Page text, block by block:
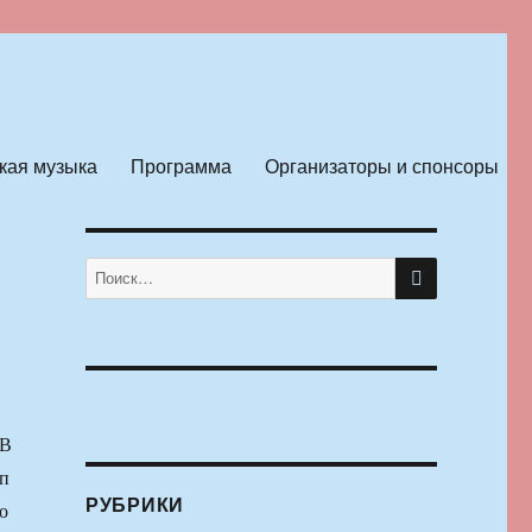
музыка Программа Организаторы и спонсоры
Искать: ПОИСК
РУБРИКИ